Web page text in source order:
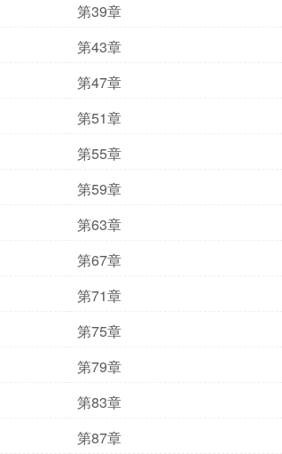
第39章
第43章
第47章
第51章
第55章
第59章
第63章
第67章
第71章
第75章
第79章
第83章
第87章